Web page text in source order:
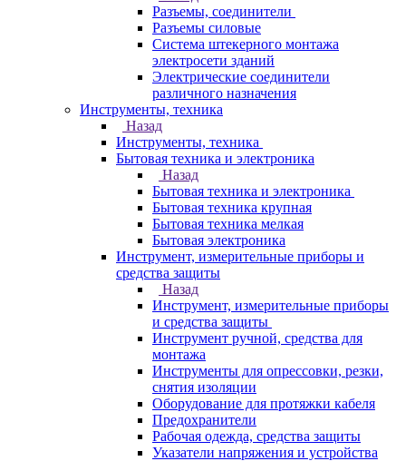
Разъемы, соединители
Разъемы силовые
Система штекерного монтажа
электросети зданий
Электрические соединители
различного назначения
Инструменты, техника
Назад
Инструменты, техника
Бытовая техника и электроника
Назад
Бытовая техника и электроника
Бытовая техника крупная
Бытовая техника мелкая
Бытовая электроника
Инструмент, измерительные приборы и
средства защиты
Назад
Инструмент, измерительные приборы
и средства защиты
Инструмент ручной, средства для
монтажа
Инструменты для опрессовки, резки,
снятия изоляции
Оборудование для протяжки кабеля
Предохранители
Рабочая одежда, средства защиты
Указатели напряжения и устройства